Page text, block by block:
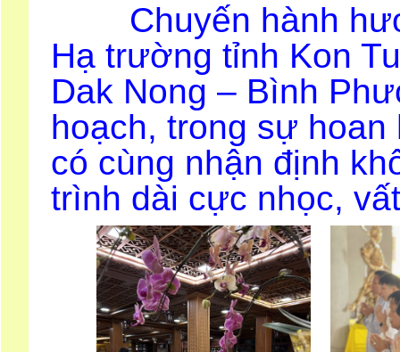
Chuyến hành
Hạ trường tỉnh Kon
Dak Nong – Bình
hoạch, trong sự
có cùng nhận định
trình dài cực nhọc,